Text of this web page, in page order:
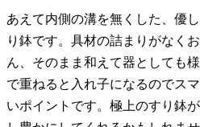
あえて内側の溝を無くした、優
り鉢です。具材の詰まりがなく
ん、そのまま和えて器としても
で重ねると入れ子になるのでス
いポイントです。極上のすり鉢